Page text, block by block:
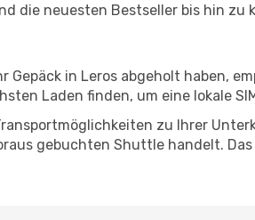
die neuesten Bestseller bis hin
Gepäck in Leros abgeholt haben,
Laden finden, um eine lokale
zu Ihrer
gebuchten Shuttle handelt.